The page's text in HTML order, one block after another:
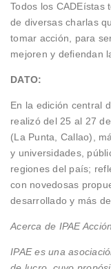
Todos los CADEístas
de diversas charlas
tomar acción, para
mejoren y defiendan
DATO:
En la edición central
realizó del 25 al 27
(La Punta, Callao),
y universidades,
regiones del país;
con novedosas
desarrollado y más
Acerca de IPAE
IPAE es una